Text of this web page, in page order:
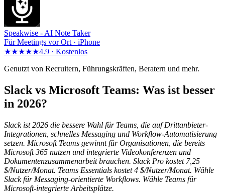
Speakwise - AI Note Taker
Für Meetings vor Ort · iPhone
★★★★★4.9 · Kostenlos
Genutzt von Recruitern, Führungskräften, Beratern und mehr.
Slack vs Microsoft Teams: Was ist besser
in 2026?
Slack ist 2026 die bessere Wahl für Teams, die auf Drittanbieter-
Integrationen, schnelles Messaging und Workflow-Automatisierung
setzen. Microsoft Teams gewinnt für Organisationen, die bereits
Microsoft 365 nutzen und integrierte Videokonferenzen und
Dokumentenzusammenarbeit brauchen. Slack Pro kostet 7,25
$/Nutzer/Monat. Teams Essentials kostet 4 $/Nutzer/Monat. Wähle
Slack für Messaging-orientierte Workflows. Wähle Teams für
Microsoft-integrierte Arbeitsplätze.